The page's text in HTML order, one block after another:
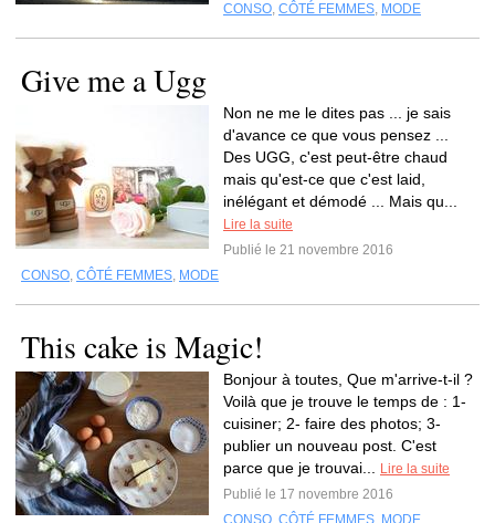
CONSO, CÔTÉ FEMMES, MODE
Give me a Ugg
Non ne me le dites pas ... je sais
d'avance ce que vous pensez ...
Des UGG, c'est peut-être chaud
mais qu'est-ce que c'est laid,
inélégant et démodé ... Mais qu...
Lire la suite
Publié le 21 novembre 2016
CONSO, CÔTÉ FEMMES, MODE
This cake is Magic!
Bonjour à toutes, Que m'arrive-t-il ?
Voilà que je trouve le temps de : 1-
cuisiner; 2- faire des photos; 3-
publier un nouveau post. C'est
parce que je trouvai...
Lire la suite
Publié le 17 novembre 2016
CONSO CÔTÉ FEMMES MODE